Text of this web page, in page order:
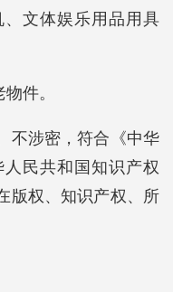
文体娱乐用品用具
件。
不涉密，符合《中华
民共和国知识产权
版权、知识产权、所